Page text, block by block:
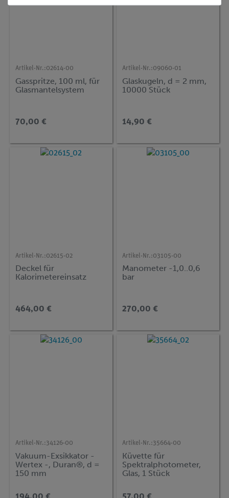
Artikel-Nr.:02614-00
Gasspritze, 100 ml, für
Glasmantelsystem
70,00 €
Artikel-Nr.:09060-01
Glaskugeln, d = 2 mm,
10000 Stück
14,90 €
Artikel-Nr.:02615-02
Deckel für
Kalorimetereinsatz
464,00 €
Artikel-Nr.:03105-00
Manometer -1,0..0,6
bar
270,00 €
Artikel-Nr.:34126-00
Vakuum-Exsikkator -
Wertex -, Duran®, d =
150 mm
Artikel-Nr.:35664-00
Küvette für
Spektralphotometer,
Glas, 1 Stück